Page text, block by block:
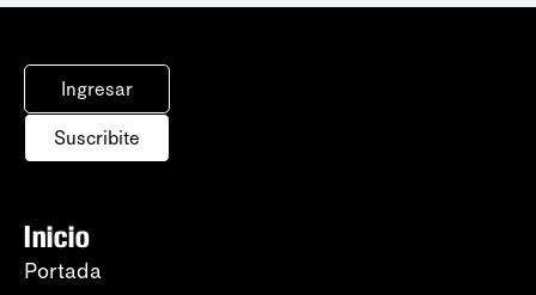
Ingresar
Suscribite
Inicio
Portada